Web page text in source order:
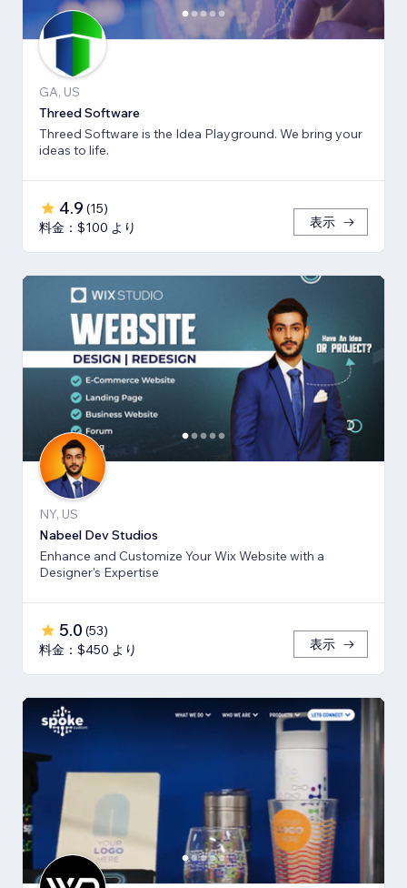
GA, US
Threed Software
Threed Software is the Idea Playground. We bring your
ideas to life.
4.9 (15)
料金：$100 より
表示
NY, US
Nabeel Dev Studios
Enhance and Customize Your Wix Website with a
Designer's Expertise
5.0 (53)
料金：$450 より
表示